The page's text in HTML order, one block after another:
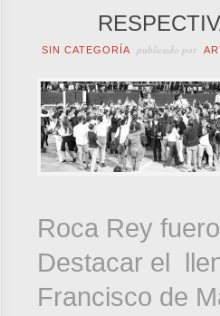
SIN CATEGORÍA publicado por
Roca Rey
Destacar el
Francisco de